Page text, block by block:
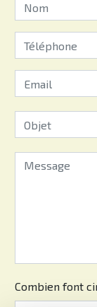
Combien font